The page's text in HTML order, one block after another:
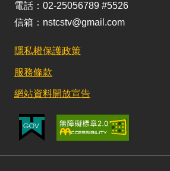
電話：02-25056789 #5526
信箱：nstcstv@gmail.com
隱私權保護政策
服務條款
網站資料開放宣告